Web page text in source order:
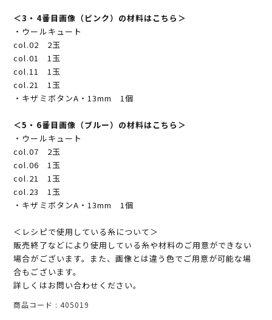
＜3・4番目画像（ピンク）の材料はこちら＞
・ウールキュート
col.02 2玉
col.01 1玉
col.11 1玉
col.21 1玉
・キザミボタンA・13mm 1個
＜5・6番目画像（ブルー）の材料はこちら＞
・ウールキュート
col.07 2玉
col.06 1玉
col.21 1玉
col.23 1玉
・キザミボタンA・13mm 1個
＜レシピで使用している糸について＞
販売終了などにより使用している糸や材料のご用意ができない
場合がございます。また、画像とは違う色でご用意が可能な場
合もございます。
詳しくはお問い合わせください。
商品コード 405019